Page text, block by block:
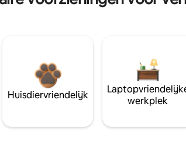
Huisdiervriendelijk
werkplek